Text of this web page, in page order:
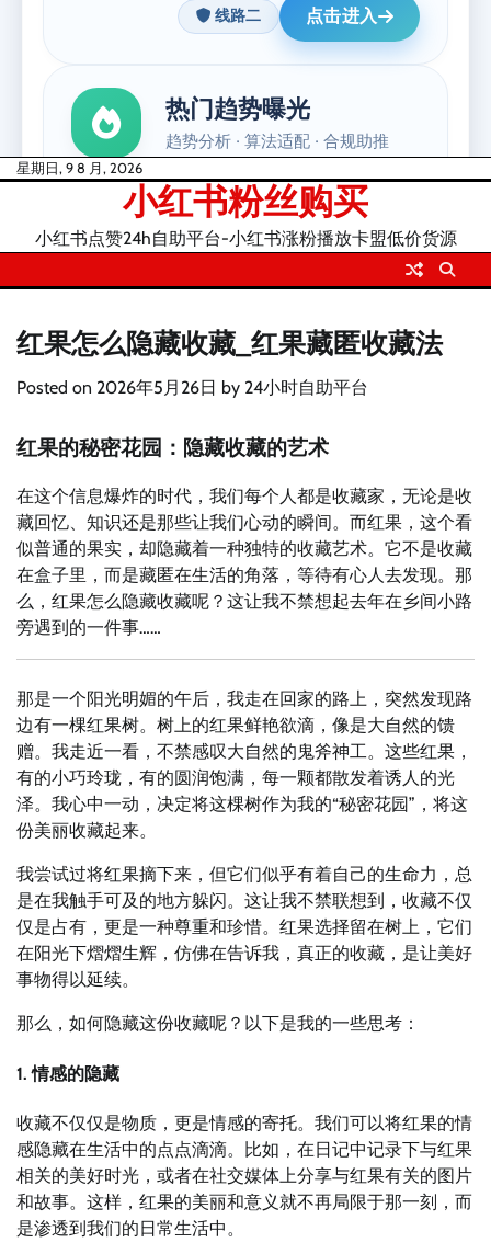
Skip星期日, 9 8 月, 2026
小红书粉丝购买
小红书点赞24h自助平台-小红书涨粉播放卡盟低价货源
红果怎么隐藏收藏_红果藏匿收藏法
Posted on 2026年5月26日 by 24小时自助平台
红果的秘密花园：隐藏收藏的艺术
在这个信息爆炸的时代，我们每个人都是收藏家，无论是收
藏回忆、知识还是那些让我们心动的瞬间。而红果，这个看
似普通的果实，却隐藏着一种独特的收藏艺术。它不是收藏
在盒子里，而是藏匿在生活的角落，等待有心人去发现。那
么，红果怎么隐藏收藏呢？这让我不禁想起去年在乡间小路
旁遇到的一件事……
那是一个阳光明媚的午后，我走在回家的路上，突然发现路
边有一棵红果树。树上的红果鲜艳欲滴，像是大自然的馈
赠。我走近一看，不禁感叹大自然的鬼斧神工。这些红果，
有的小巧玲珑，有的圆润饱满，每一颗都散发着诱人的光
泽。我心中一动，决定将这棵树作为我的“秘密花园”，将这
份美丽收藏起来。
我尝试过将红果摘下来，但它们似乎有着自己的生命力，总
是在我触手可及的地方躲闪。这让我不禁联想到，收藏不仅
仅是占有，更是一种尊重和珍惜。红果选择留在树上，它们
在阳光下熠熠生辉，仿佛在告诉我，真正的收藏，是让美好
事物得以延续。
那么，如何隐藏这份收藏呢？以下是我的一些思考：
1. 情感的隐藏
收藏不仅仅是物质，更是情感的寄托。我们可以将红果的情
感隐藏在生活中的点点滴滴。比如，在日记中记录下与红果
相关的美好时光，或者在社交媒体上分享与红果有关的图片
和故事。这样，红果的美丽和意义就不再局限于那一刻，而
是渗透到我们的日常生活中。